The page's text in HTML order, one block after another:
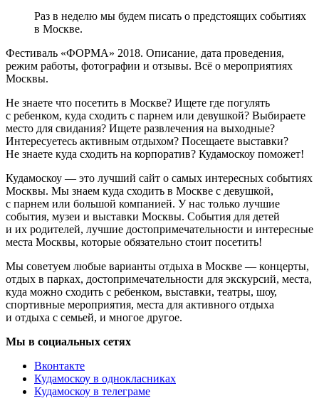
Раз в неделю мы будем писать о предстоящих событиях
в Москве.
Фестиваль «ФОРМА» 2018. Описание, дата проведения,
режим работы, фотографии и отзывы. Всё о мероприятиях
Москвы.
Не знаете что посетить в Москве? Ищете где погулять
с ребенком, куда сходить с парнем или девушкой? Выбираете
место для свидания? Ищете развлечения на выходные?
Интересуетесь активным отдыхом? Посещаете выставки?
Не знаете куда сходить на корпоратив? Кудамоскоу поможет!
Кудамоскоу — это лучший сайт о самых интересных событиях
Москвы. Мы знаем куда сходить в Москве с девушкой,
с парнем или большой компанией. У нас только лучшие
события, музеи и выставки Москвы. События для детей
и их родителей, лучшие достопримечательности и интересные
места Москвы, которые обязательно стоит посетить!
Мы советуем любые варианты отдыха в Москве — концерты,
отдых в парках, достопримечательности для экскурсий, места,
куда можно сходить с ребенком, выставки, театры, шоу,
спортивные мероприятия, места для активного отдыха
и отдыха с семьей, и многое другое.
Мы в социальных сетях
Вконтакте
Кудамоскоу в однокласниках
Кудамоскоу в телеграме